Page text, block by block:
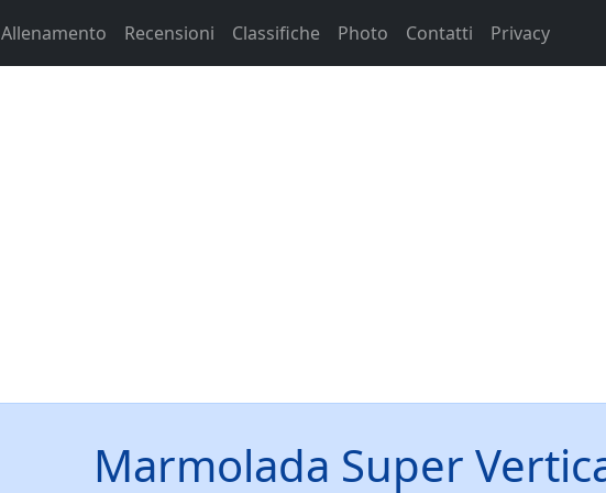
Allenamento Recensioni Classifiche Photo Contatti Privacy
Marmolada Super